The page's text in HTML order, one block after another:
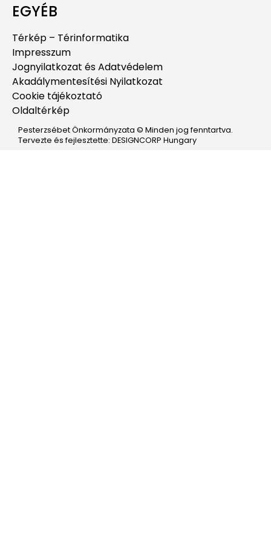
EGYÉB
Térkép – Térinformatika
Impresszum
Jognyilatkozat és Adatvédelem
Akadálymentesítési Nyilatkozat
Cookie tájékoztató
Oldaltérkép
Pesterzsébet Önkormányzata © Minden jog fenntartva.
Tervezte és fejlesztette: DESIGNCORP Hungary